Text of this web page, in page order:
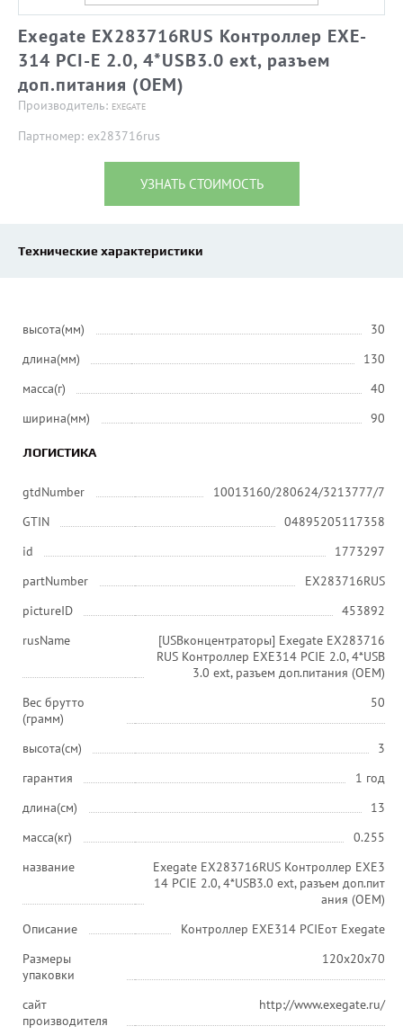
Exegate EX283716RUS Контроллер EXE-
314 PCI-E 2.0, 4*USB3.0 ext, разъем
доп.питания (OEM)
Производитель: EXEGATE
Партномер: ex283716rus
УЗНАТЬ СТОИМОСТЬ
Технические характеристики
высота(мм)
30
длина(мм)
130
масса(г)
40
ширина(мм)
90
ЛОГИСТИКА
gtdNumber
10013160/280624/3213777/7
GTIN
04895205117358
id
1773297
partNumber
EX283716RUS
pictureID
453892
rusName
[USBконцентраторы] Exegate EX283716
RUS Контроллер EXE314 PCIE 2.0, 4*USB
3.0 ext, разъем доп.питания (OEM)
Вес брутто
(грамм)
50
высота(см)
3
гарантия
1 год
длина(см)
13
масса(кг)
0.255
название
Exegate EX283716RUS Контроллер EXE3
14 PCIE 2.0, 4*USB3.0 ext, разъем доп.пит
ания (OEM)
Описание
Контроллер EXE314 PCIEот Exegate
Размеры
упаковки
120x20x70
сайт
производителя
http://www.exegate.ru/